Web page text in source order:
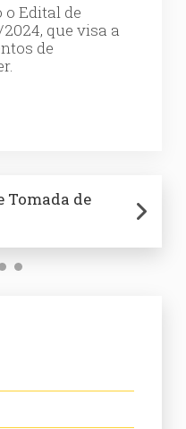
o Edital de
que visa a
de
Tomada de
001/2026
Tomada de
Tomada de
008/2025